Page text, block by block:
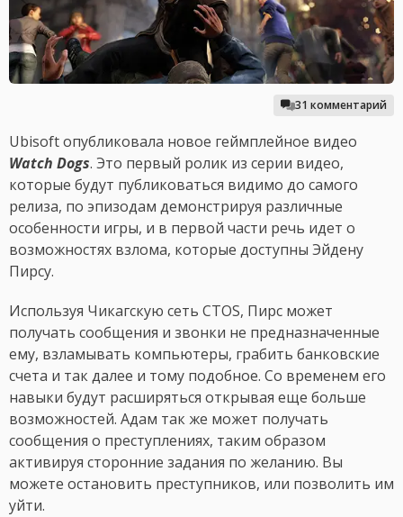
31 комментарий
Ubisoft опубликовала новое геймплейное видео
Watch Dogs. Это первый ролик из серии видео,
которые будут публиковаться видимо до самого
релиза, по эпизодам демонстрируя различные
особенности игры, и в первой части речь идет о
возможностях взлома, которые доступны Эйдену
Пирсу.
Используя Чикагскую сеть CTOS, Пирс может
получать сообщения и звонки не предназначенные
ему, взламывать компьютеры, грабить банковские
счета и так далее и тому подобное. Со временем его
навыки будут расширяться открывая еще больше
возможностей. Адам так же может получать
сообщения о преступлениях, таким образом
активируя сторонние задания по желанию. Вы
можете остановить преступников, или позволить им
уйти.